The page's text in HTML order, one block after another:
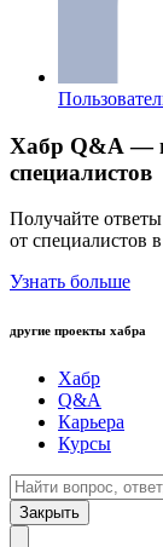
Хабр Q&A —
специалистов
Получайте
от специалистов
Узнать больше
другие проекты хабра
Хабр
Q&A
Карьера
Курсы
Закрыть